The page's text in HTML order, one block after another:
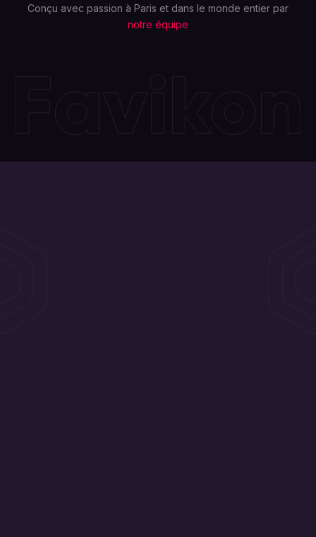
Conçu avec passion à Paris et dans le monde entier par
notre équipe